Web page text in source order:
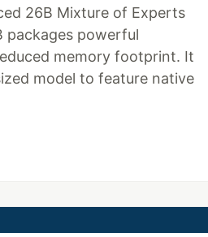
26B Mixture of Experts
packages powerful
memory footprint. It
model to feature native